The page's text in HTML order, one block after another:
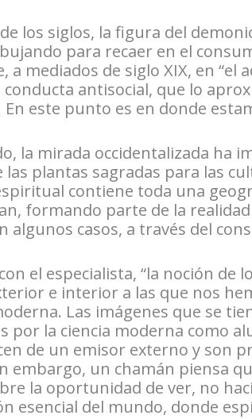
los siglos, la figura del
para recaer en el
a mediados de siglo XIX, en
antisocial, que lo
este punto es en donde
la mirada occidentalizada ha
las plantas sagradas para las
contiene toda una
formando parte de la
algunos casos, a través del
el especialista, “la noción
e interior a las que nos
Las imágenes que se
por la ciencia moderna como
de un emisor externo y son
embargo, un chamán piensa
la oportunidad de ver, no
esencial del mundo, donde